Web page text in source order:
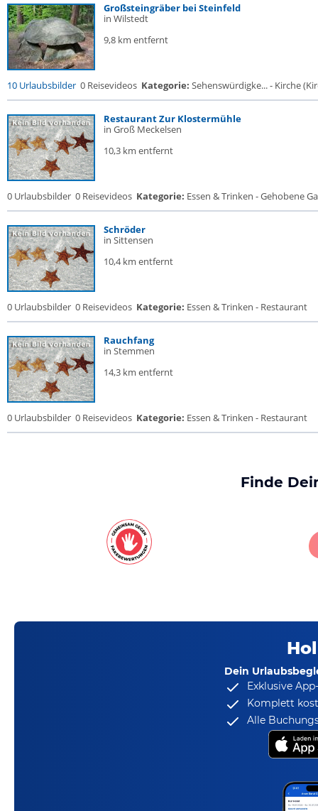
Großsteingräber bei Steinfeld
in Wilstedt
9,8 km entfernt
10 Urlaubsbilder 0 Reisevideos Kategorie: Sehenswürdigke... - Kirche
Restaurant Zur Klostermühle
in Groß Meckelsen
10,3 km entfernt
0 Urlaubsbilder 0 Reisevideos Kategorie: Essen & Trinken - Gehobene
Schröder
in Sittensen
10,4 km entfernt
0 Urlaubsbilder 0 Reisevideos Kategorie: Essen & Trinken - Restaurant
Rauchfang
in Stemmen
14,3 km entfernt
0 Urlaubsbilder 0 Reisevideos Kategorie: Essen & Trinken - Restaurant
Finde
Dein
Exklusive
Komplett
Alle